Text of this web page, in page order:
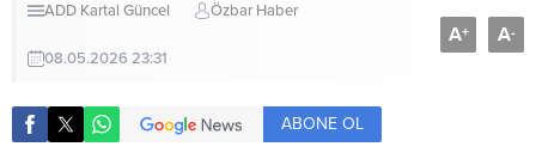
ADD Kartal Güncel Özbar Haber
08.05.2026 23:31
A+ A-
ABONE OL